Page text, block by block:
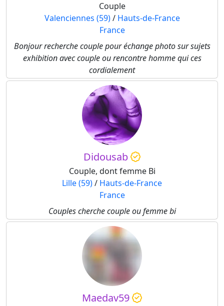
Couple
Valenciennes (59)/ Hauts-de-France
France
Bonjour recherche couple pour échange photo sur sujets
exhibition avec couple ou rencontre homme qui ces
cordialement
Didousab
Couple, dont femme Bi
Lille (59)/ Hauts-de-France
France
Couples cherche couple ou femme bi
Maedav59